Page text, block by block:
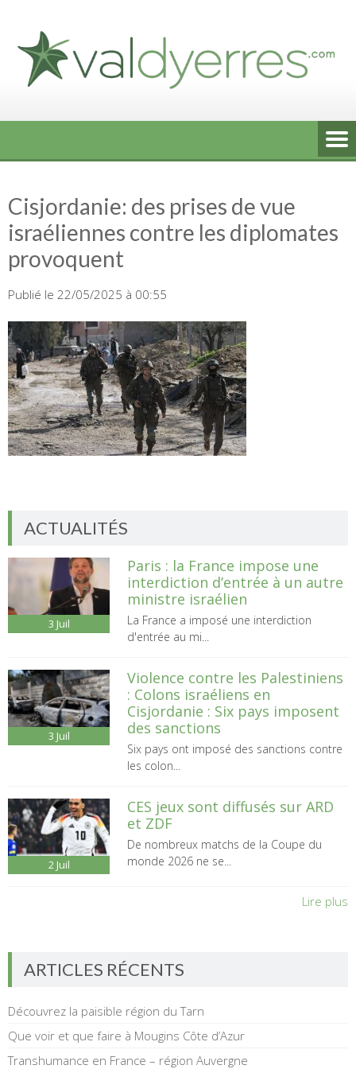
content
Cisjordanie: des prises de vue
israéliennes contre les diplomates
provoquent
Publié le 22/05/2025 à 00:55
ACTUALITÉS
3 Juil
Paris : la France impose une
interdiction d’entrée à un autre
ministre israélien
La France a imposé une interdiction
d'entrée au mi...
3 Juil
Violence contre les Palestiniens
: Colons israéliens en
Cisjordanie : Six pays imposent
des sanctions
Six pays ont imposé des sanctions contre
les colon...
2 Juil
CES jeux sont diffusés sur ARD
et ZDF
De nombreux matchs de la Coupe du
monde 2026 ne se...
Lire plus
ARTICLES RÉCENTS
Découvrez la paisible région du Tarn
Que voir et que faire à Mougins Côte d’Azur
Transhumance en France – région Auvergne